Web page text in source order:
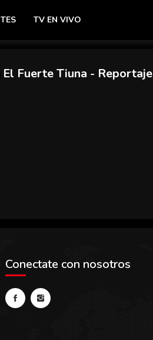
TV EN VIVO
Fuerte Tiuna - Reportaje
Conectate con nosotros